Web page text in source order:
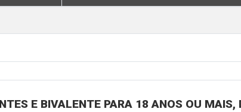
E BIVALENTE PARA 18 ANOS OU